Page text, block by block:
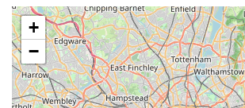
+
−